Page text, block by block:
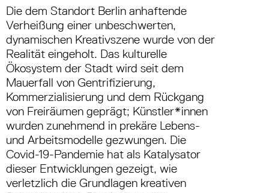
Die dem Standort Berlin anhaftende
Verheißung einer unbeschwerten,
dynamischen Kreativszene wurde von der
Realität eingeholt. Das kulturelle
Ökosystem der Stadt wird seit dem
Mauerfall von Gentrifizierung,
Kommerzialisierung und dem Rückgang
von Freiräumen geprägt; Künstler*innen
wurden zunehmend in prekäre Lebens-
und Arbeitsmodelle gezwungen. Die
Covid-19-Pandemie hat als Katalysator
dieser Entwicklungen gezeigt, wie
verletzlich die Grundlagen kreativen